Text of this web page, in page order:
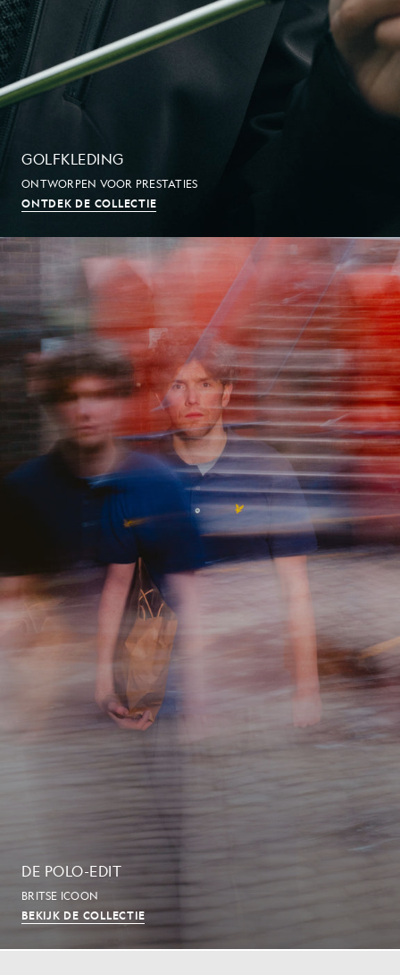
GOLFKLEDING
ONTWORPEN VOOR PRESTATIES
ONTDEK DE COLLECTIE
DE POLO-EDIT
BRITSE ICOON
BEKIJK DE COLLECTIE